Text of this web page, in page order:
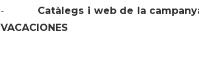
- Catàlegs i web de la
VACACIONES